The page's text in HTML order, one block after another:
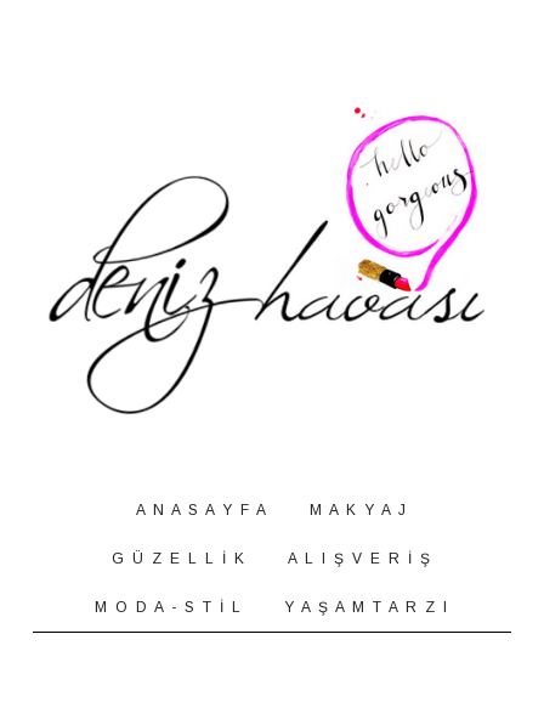
A N A S A Y F A M A K Y A J
G Ü Z E L L İ K A L I Ş V E R İ Ş
M O D A - S T İ L Y A Ş A M T A R Z I